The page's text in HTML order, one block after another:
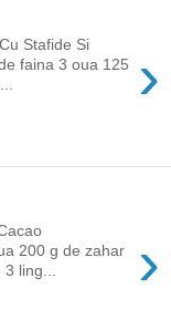
›
Stafide Si
faina 3 oua 125
›
200 g de zahar
ling...